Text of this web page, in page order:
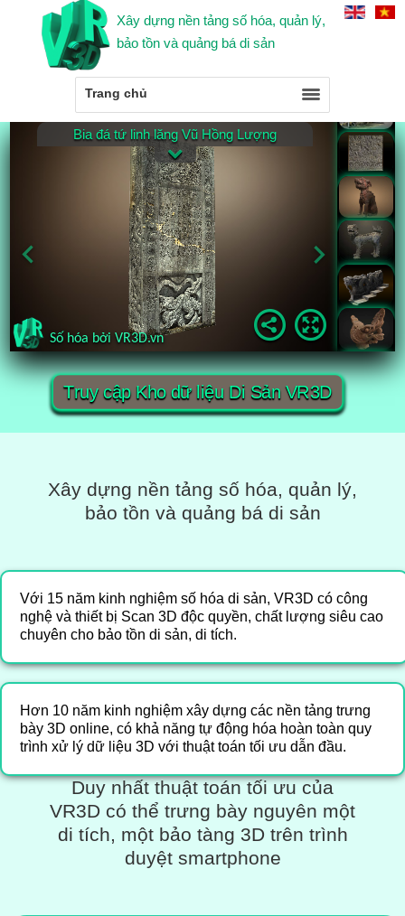
Xây dựng nền tảng số hóa, quản lý,
bảo tồn và quảng bá di sản
Trang chủ
Truy cập Kho dữ liệu Di Sản VR3D
Xây dựng nền tảng số hóa, quản lý,
bảo tồn và quảng bá di sản
Với 15 năm kinh nghiệm số hóa di sản, VR3D có công
nghệ và thiết bị Scan 3D độc quyền, chất lượng siêu cao
chuyên cho bảo tồn di sản, di tích.
Hơn 10 năm kinh nghiệm xây dựng các nền tảng trưng
bày 3D online, có khả năng tự động hóa hoàn toàn quy
trình xử lý dữ liệu 3D với thuật toán tối ưu dẫn đầu.
Duy nhất thuật toán tối ưu của
VR3D có thể trưng bày nguyên một
di tích, một bảo tàng 3D trên trình
duyệt smartphone